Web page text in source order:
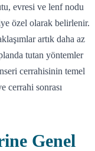
evresi ve lenf nodu
özel olarak belirlenir.
artık daha az
tutan yöntemler
cerrahisinin temel
cerrahi sonrası
Genel